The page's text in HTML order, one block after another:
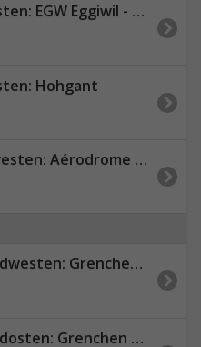
Eggiwil - Schrattenfluh
Hohgant
- Chapelle du château de Gruyères
Grenchen Airport
Grenchen City